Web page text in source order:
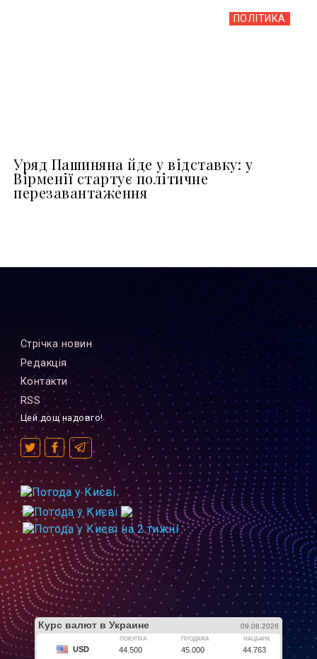
ПОЛІТИКА
Уряд Пашиняна йде у відставку: у
Вірменії стартує політичне
перезавантаження
Стрiчка новин
Редакцiя
Контакти
RSS
Цей дощ надовго!